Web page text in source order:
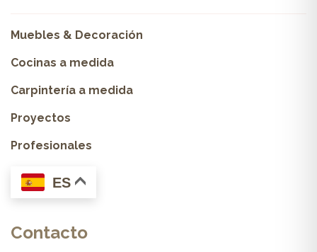
Muebles & Decoración
Cocinas a medida
Carpintería a medida
Proyectos
Profesionales
ES
Contacto